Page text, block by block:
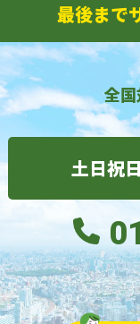
最後まで
全
土日祝